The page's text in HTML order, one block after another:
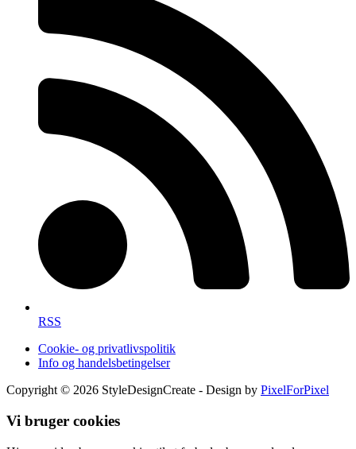
RSS
Cookie- og privatlivspolitik
Info og handelsbetingelser
Copyright © 2026 StyleDesignCreate - Design by PixelForPixel
Vi bruger cookies